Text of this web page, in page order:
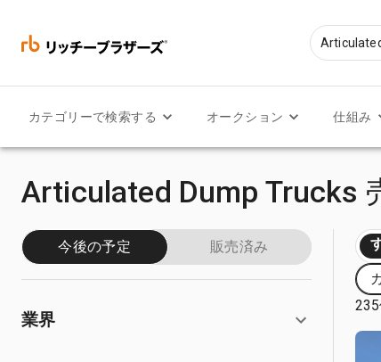
カテゴリーで検索する オークション 仕組み
Articulated Dump Trucks
今後の予定 販売済み
業界